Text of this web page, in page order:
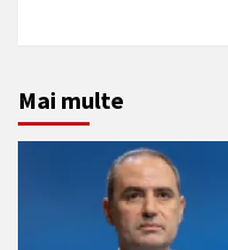
Mai multe